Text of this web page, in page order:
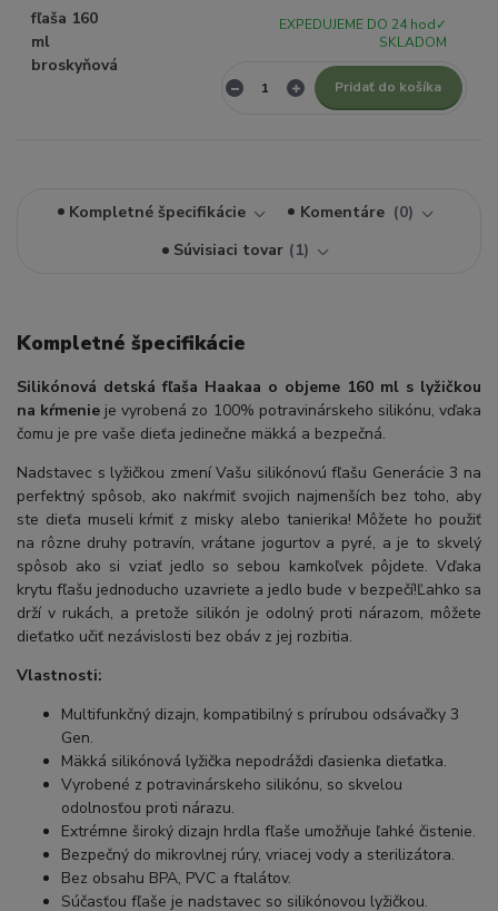
EXPEDUJEME DO 24 hod✓
SKLADOM
Pridať do košíka
Kompletné špecifikácie Komentáre
0
Súvisiaci tovar
1
Kompletné špecifikácie
Silikónová detská fľaša Haakaa o objeme 160 ml s lyžičkou
na kŕmenie je vyrobená zo 100% potravinárskeho silikónu, vďaka
čomu je pre vaše dieťa jedinečne mäkká a bezpečná.
Nadstavec s lyžičkou zmení Vašu silikónovú fľašu Generácie 3 na
perfektný spôsob, ako nakŕmiť svojich najmenších bez toho, aby
ste dieťa museli kŕmiť z misky alebo tanierika! Môžete ho použiť
na rôzne druhy potravín, vrátane jogurtov a pyré, a je to skvelý
spôsob ako si vziať jedlo so sebou kamkoľvek pôjdete. Vďaka
krytu fľašu jednoducho uzavriete a jedlo bude v bezpečí!Ľahko sa
drží v rukách, a pretože silikón je odolný proti nárazom, môžete
dieťatko učiť nezávislosti bez obáv z jej rozbitia.
Vlastnosti:
Multifunkčný dizajn, kompatibilný s prírubou odsávačky 3
Gen.
Mäkká silikónová lyžička nepodráždi ďasienka dieťatka.
Vyrobené z potravinárskeho silikónu, so skvelou
odolnosťou proti nárazu.
Extrémne široký dizajn hrdla fľaše umožňuje ľahké čistenie.
Bezpečný do mikrovlnej rúry, vriacej vody a sterilizátora.
Bez obsahu BPA, PVC a ftalátov.
Súčasťou fľaše je nadstavec so silikónovou lyžičkou.